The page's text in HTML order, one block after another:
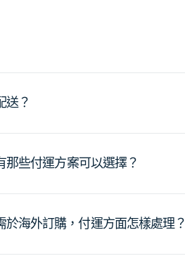
送？
些付運方案可以選擇？
海外訂購，付運方面怎樣處理？